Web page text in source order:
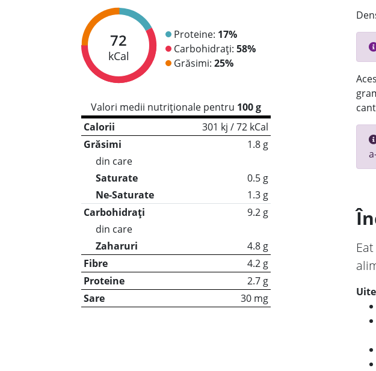
72
kCal
Proteine: 17%
Carbohidrați: 58%
Grăsimi: 25%
Valori medii nutriționale pentru 100 g
Calorii
301 kj / 72 kCal
Grăsimi
1.8 g
din care
Saturate
0.5 g
Ne-Saturate
1.3 g
Carbohidrați
9.2 g
din care
Zaharuri
4.8 g
Fibre
4.2 g
Proteine
2.7 g
Sare
30 mg